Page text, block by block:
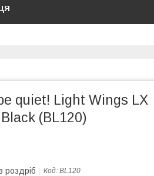
quiet! Light Wings LX
(BL120)
роздріб Код: BL120